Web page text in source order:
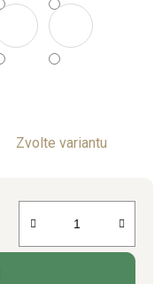
Zvolte variantu